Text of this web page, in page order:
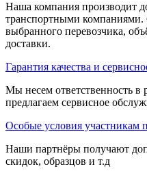
Наша компания производит
транспортными компаниями.
выбранного перевозчика,
доставки.
Гарантия качества и
Мы несем ответственность в
предлагаем сервисное
Особые условия участникам
Наши партнёры получают
скидок, образцов и т.д